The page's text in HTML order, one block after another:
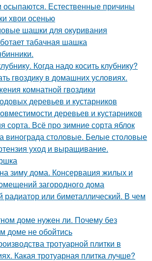
осыпаются. Естественные причины
хвои осенью
шашки для окуривания
табачная шашка
Когда надо косить клубнику?
гвоздику в домашних условиях.
комнатной гвоздики
деревьев и кустарников
деревьев и кустарников
сорта. Всё про зимние сорта яблок
винограда столовые. Белые столовые
уход и выращивание.
зиму дома. Консервация жилых и
загородного дома
или биметаллический. В чем
доме нужен ли. Почему без
доме не обойтись
тротуарной плитки в
Какая тротуарная плитка лучше?